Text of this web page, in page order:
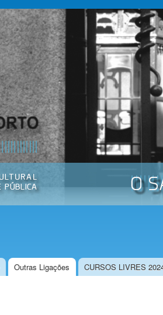
Passar
para o
conteúdo
principal
Outras Ligações CURSOS LIVRES